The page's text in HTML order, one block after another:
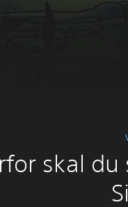
skal du